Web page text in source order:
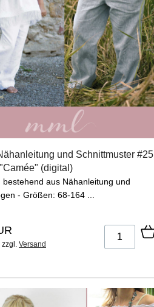
und Schnittmuster #25
(digital)
bestehend aus Nähanleitung und
- Größen: 68-164 ...
zzgl. Versand